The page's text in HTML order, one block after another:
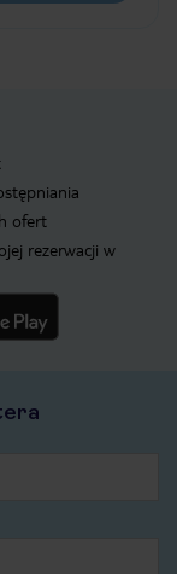
ofert
rezerwacji w